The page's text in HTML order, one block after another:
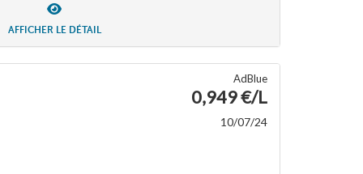
AFFICHER LE DÉTAIL
AdBlue
0,949 €/L
10/07/24